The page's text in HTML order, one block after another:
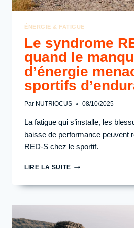
ÉNERGIE & FATIGUE
Le syndrome
quand le
d’énergie
sportifs
Par NUTRIOCUS 08/10/2025
La fatigue qui s’installe, les
baisse de performance peuvent
RED-S chez le sportif.
LIRE LA SUITELE
RED-
MANQUE